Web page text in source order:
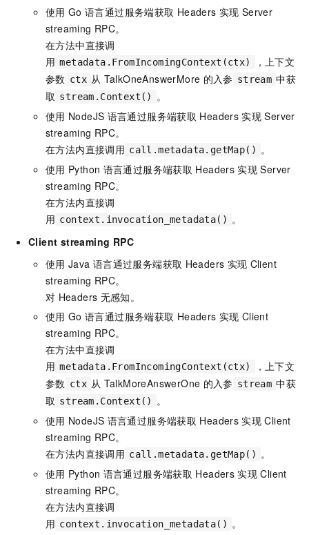
使用 Go 语言通过服务端获取 Headers 实现 Server
streaming RPC。
在方法中直接调
用 metadata.FromIncomingContext(ctx)
，上下文
参数 ctx 从 TalkOneAnswerMore 的入参 stream 中获
取 stream.Context()
。
使用 NodeJS 语言通过服务端获取 Headers 实现 Server
streaming RPC。
在方法内直接调用 call.metadata.getMap() 。
使用 Python 语言通过服务端获取 Headers 实现 Server
streaming RPC。
在方法内直接调
用 context.invocation_metadata() 。
Client streaming RPC
使用 Java 语言通过服务端获取 Headers 实现 Client
streaming RPC。
对 Headers 无感知。
使用 Go 语言通过服务端获取 Headers 实现 Client
streaming RPC。
在方法中直接调
用 metadata.FromIncomingContext(ctx)
，上下文
参数 ctx 从 TalkMoreAnswerOne 的入参 stream 中获
取 stream.Context()
。
使用 NodeJS 语言通过服务端获取 Headers 实现 Client
streaming RPC。
在方法内直接调用 call.metadata.getMap() 。
使用 Python 语言通过服务端获取 Headers 实现 Client
streaming RPC。
在方法内直接调
用 context.invocation_metadata() 。